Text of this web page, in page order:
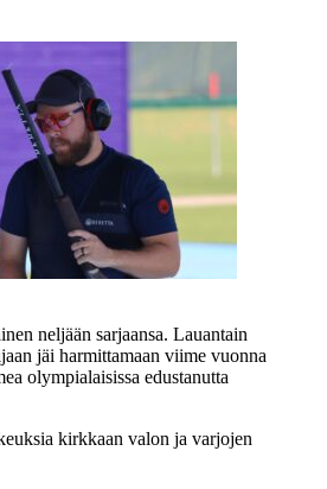
neljään sarjaansa. Lauantain
jäi harmittamaan viime vuonna
olympialaisissa edustanutta
kirkkaan valon ja varjojen